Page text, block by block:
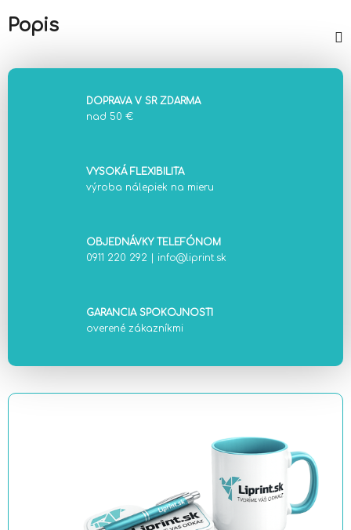
Popis
DOPRAVA V SR ZDARMA
nad 50 €
VYSOKÁ FLEXIBILITA
výroba nálepiek na mieru
OBJEDNÁVKY TELEFÓNOM
0911 220 292
info@liprint.sk
GARANCIA SPOKOJNOSTI
overené zákazníkmi